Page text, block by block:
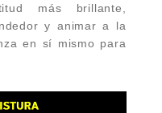
más brillante,
y animar a la
en sí mismo para